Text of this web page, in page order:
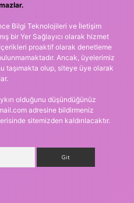
Bilgi Teknolojileri ve İletişim
bir Yer Sağlayıcı olarak hizmet
proaktif olarak denetleme
Ancak, üyelerimiz
taşımakta olup, siteye üye olarak
olduğunu düşündüğünüz
adresine bildirmeniz
sitemizden kaldırılacaktır.